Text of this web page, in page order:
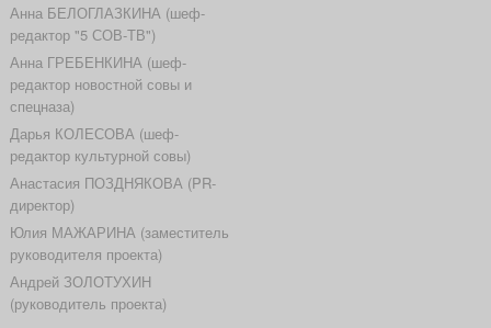
Анна БЕЛОГЛАЗКИНА (шеф-
редактор "5 СОВ-ТВ")
Анна ГРЕБЕНКИНА (шеф-
редактор новостной совы и
спецназа)
Дарья КОЛЕСОВА (шеф-
редактор культурной совы)
Анастасия ПОЗДНЯКОВА (PR-
директор)
Юлия МАЖАРИНА (заместитель
руководителя проекта)
Андрей ЗОЛОТУХИН
(руководитель проекта)